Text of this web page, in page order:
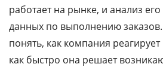
работает на рынке, и анализ
данных по выполнению
понять, как компания
как быстро она решает